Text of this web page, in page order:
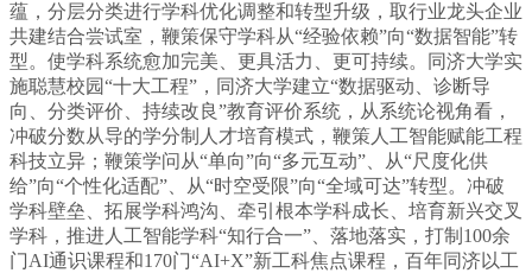
蕴，分层分类进行学科优化调整和转型升级，取行业龙头企业
共建结合尝试室，鞭策保守学科从“经验依赖”向“数据智能”转
型。使学科系统愈加完美、更具活力、更可持续。同济大学实
施聪慧校园“十大工程”，同济大学建立“数据驱动、诊断导
向、分类评价、持续改良”教育评价系统，从系统论视角看，
冲破分数从导的学分制人才培育模式，鞭策人工智能赋能工程
科技立异；鞭策学问从“单向”向“多元互动”、从“尺度化供
给”向“个性化适配”、从“时空受限”向“全域可达”转型。冲破
学科壁垒、拓展学科鸿沟、牵引根本学科成长、培育新兴交叉
学科，推进人工智能学科“知行合一”、落地落实，打制100余
门AI通识课程和170门“AI+X”新工科焦点课程，百年同济以工